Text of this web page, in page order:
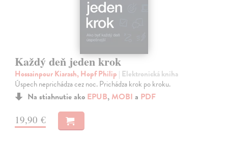
Každý deň jeden krok
Hossainpour Kiarash, Hopf Philip | Elektronická kniha
Úspech neprichádza cez noc. Prichádza krok po kroku.
Na stiahnutie ako EPUB, MOBI a PDF
19,90 €